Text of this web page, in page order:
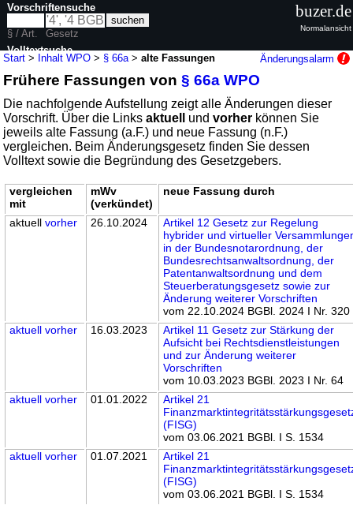
Start > Inhalt WPO > § 66a >alte Fassungen Änderungsalarm
Frühere Fassungen von§ 66a WPO
Die nachfolgende Aufstellung zeigt alle Änderungen dieser
Vorschrift. Über die Linksaktuell undvorher können Sie
jeweils alte Fassung (a.F.) und neue Fassung (n.F.)
vergleichen. Beim Änderungsgesetz finden Sie dessen
Volltext sowie die Begründung des Gesetzgebers.
vergleichen
mit
mWv
(verkündet)
neue Fassung durch
aktuellvorher 26.10.2024
Artikel 12 Gesetz zur Regelung
hybrider und virtueller
in der Bundesnotarordnung, der
Bundesrechtsanwaltsordnung, der
Patentanwaltsordnung und dem
Steuerberatungsgesetz sowie zur
Änderung weiterer Vorschriften
vom 22.10.2024 BGBl. 2024 I Nr. 320
aktuell vorher 16.03.2023
Artikel 11 Gesetz zur Stärkung der
Aufsicht bei Rechtsdienstleistungen
und zur Änderung weiterer
Vorschriften
vom 10.03.2023 BGBl. 2023 I Nr. 64
aktuell vorher 01.01.2022
Artikel 21
(FISG)
vom 03.06.2021 BGBl. I S. 1534
aktuell vorher 01.07.2021
Artikel 21
(FISG)
vom 03.06.2021 BGBl. I S. 1534
Vorschriftensuche
§ / Art.
Gesetz
Volltextsuche
nur in WPO
buzer.de
Normalansicht